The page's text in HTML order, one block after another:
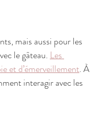
mais aussi pour les
le gâteau. Les
et d’émerveillement. À
interagir avec les